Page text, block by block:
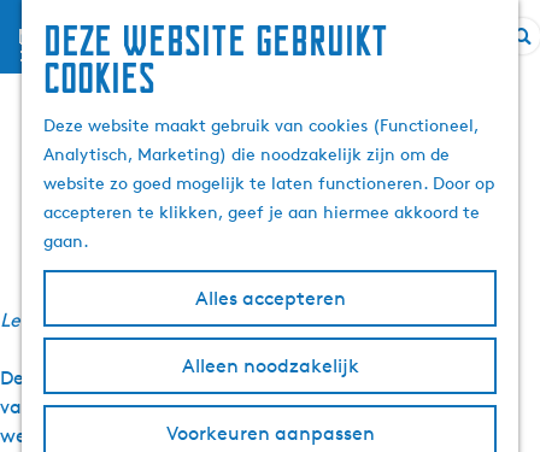
Deze website gebruikt
cookies
Deze website maakt gebruik van cookies (Functioneel,
Analytisch, Marketing) die noodzakelijk zijn om de
website zo goed mogelijk te laten functioneren. Door op
accepteren te klikken, geef je aan hiermee akkoord te
gaan.
Alles accepteren
Alleen noodzakelijk
Voorkeuren aanpassen
menu
G
a
n
a
a
r
e
o
p
Olympische ambitie in
Thialf
Leestijd: 3 minuten
De Olympische Spelen lijken ver weg. Toch wordt er ook
vanuit Fryslân hard gewerkt aan zichtbaarheid op
wereldniveau. Achter de schermen werkte Merk Fryslân